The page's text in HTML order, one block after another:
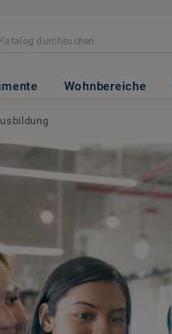
Wohnbereiche